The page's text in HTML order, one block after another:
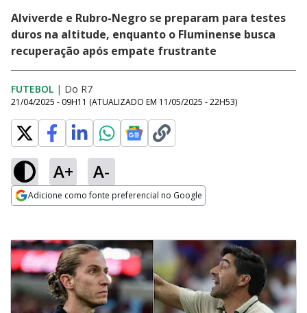
Alviverde e Rubro-Negro se preparam para testes
duros na altitude, enquanto o Fluminense busca
recuperação após empate frustrante
FUTEBOL | Do R7
21/04/2025 - 09H11 (ATUALIZADO EM 11/05/2025 - 22H53)
A+ A-
Adicione como fonte preferencial no Google